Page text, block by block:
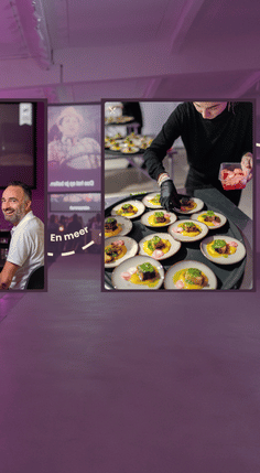
goede beeldkwaliteit nodig:
deel:
gerechten in de film
van de avond.
avond. Bekijk de film
wilt serveren. Bereid